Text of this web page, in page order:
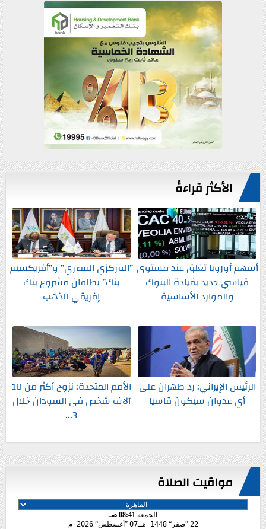
الأكثر قراءةً
أسهم أوروبا تغلق عند مستوى
قياسي جديد بقيادة البنوك
والموارد الأساسية
”المركزي المصري” و”أفريكسيم
بنك” يطلقان مشروع بنك
إفريقي للذهب
الرئيس الإيراني: رد طهران على
أي عدوان سيكون قاسيا
الأمم المتحدة: نزوح أكثر من 10
آلاف شخص في السودان خلال
3...
مواقيت الصلاة
الجمعة 08:41 صـ
22
صفر 1448 هـ 07 أغسطس 2026 م